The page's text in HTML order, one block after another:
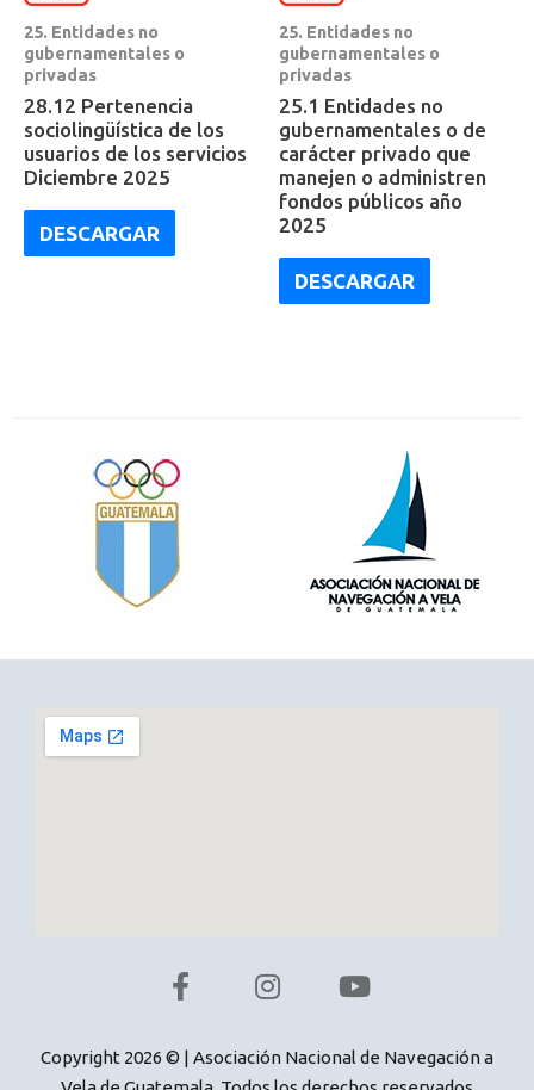
25. Entidades no
gubernamentales o
privadas
28.12 Pertenencia
sociolingüística de los
usuarios de los servicios
Diciembre 2025
DESCARGAR
25. Entidades no
gubernamentales o
privadas
25.1 Entidades no
gubernamentales o de
carácter privado que
manejen o administren
fondos públicos año
2025
DESCARGAR
Copyright 2026 © | Asociación Nacional de Navegación a